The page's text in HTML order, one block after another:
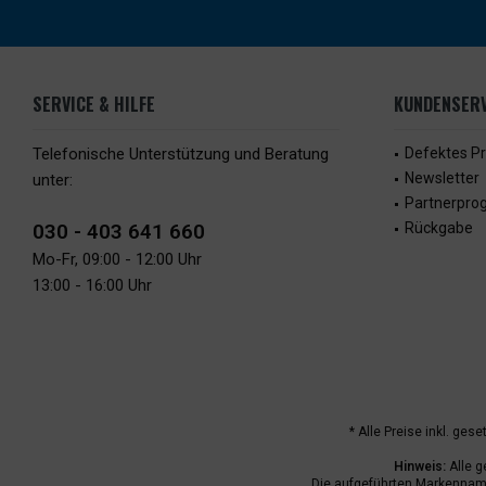
SERVICE & HILFE
Telefonische Unterstützung und Beratung
unter:
030 - 403 641 660
Mo-Fr, 09:00 - 12:00 Uhr
13:00 - 16:00 Uhr
Defektes
Newsletter
Rückgabe
* Alle Preise inkl.
Hinweis: Alle